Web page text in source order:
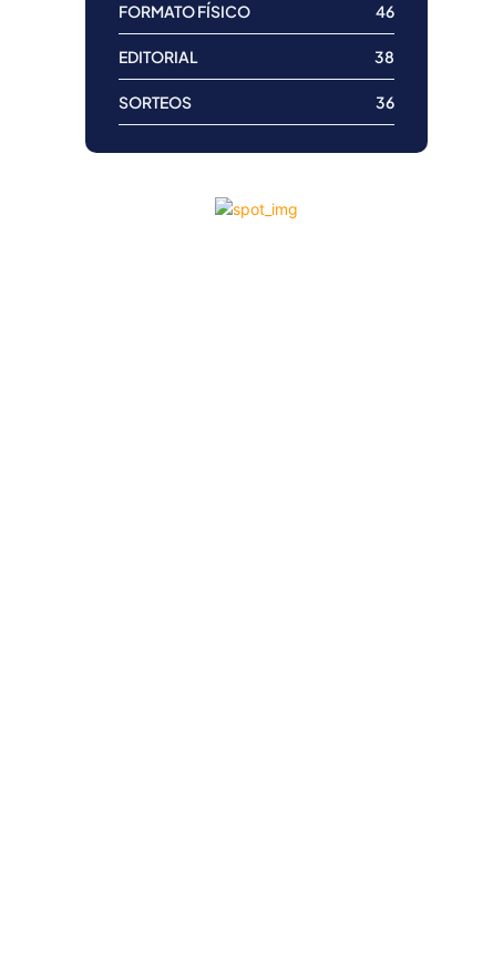
FORMATO FÍSICO 46
EDITORIAL 38
SORTEOS 36